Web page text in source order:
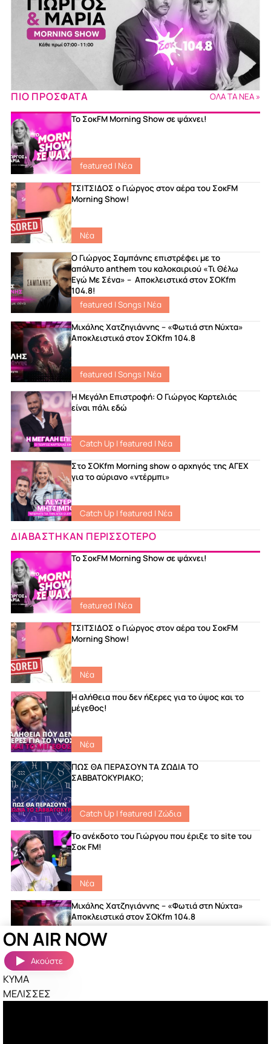
ΠΙΟ ΠΡΟΣΦΑΤΑ ΟΛΑ ΤΑ ΝΕΑ »
Το ΣοκFM Morning Show σε ψάχνει!
featured | Νέα
ΤΣΙΤΣΙΔΟΣ ο Γιώργος στον αέρα του ΣοκFM
Morning Show!
Νέα
Ο Γιώργος Σαμπάνης επιστρέφει με το
απόλυτο anthem του καλοκαιριού «Τι Θέλω
Εγώ Με Σένα» – Αποκλειστικά στον ΣΟΚfm
104.8!
featured |Songs| Νέα
Μιχάλης Χατζηγιάννης – «Φωτιά στη Νύχτα»
Αποκλειστικά στον ΣΟΚfm 104.8
featured |Songs| Νέα
Η Μεγάλη Επιστροφή: Ο Γιώργος Καρτελιάς
είναι πάλι εδώ
Catch Up|featured | Νέα
Στο ΣΟKfm Morning show ο αρχηγός της ΑΓΕΧ
για το αύριανο «ντέρμπι»
Catch Up|featured | Νέα
ΔΙΑΒΑΣΤΗΚΑΝ ΠΕΡΙΣΣΟΤΕΡΟ
Το ΣοκFM Morning Show σε ψάχνει!
featured | Νέα
ΤΣΙΤΣΙΔΟΣ ο Γιώργος στον αέρα του ΣοκFM
Morning Show!
Νέα
Η αλήθεια που δεν ήξερες για το ύψος και το
μέγεθος!
Νέα
ΠΩΣ ΘΑ ΠΕΡΑΣΟΥΝ ΤΑ ΖΩΔΙΑ ΤΟ
ΣΑΒΒΑΤΟΚΥΡΙΑΚΟ;
Catch Up|featured | Ζώδια
Το ανέκδοτο του Γιώργου που έριξε το site του
Σοκ FM!
Νέα
Μιχάλης Χατζηγιάννης – «Φωτιά στη Νύχτα»
Αποκλειστικά στον ΣΟΚfm 104.8
Ακούστηκαν πριν λίγο
ON AIR NOW
Ακούστε
ΚΥΜΑ
ΜΕΛΙΣΣΕΣ